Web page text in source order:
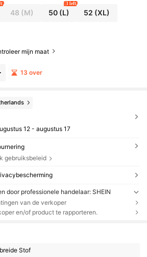
48 (M) 50(L)
3 left
52 (XL)
mijn maat
13 over
12 - augustus 17
gebruiksbeleid
door professionele handelaar: SHEIN
van de verkoper
en/of product te rapporteren.
Stof